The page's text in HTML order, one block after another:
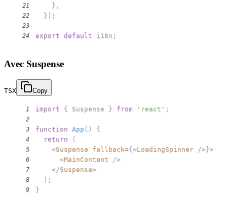
21 } ,
22 } ) ;
23
24
export default i18n ;
Avec Suspense
TSX Copy
1 import { Suspense } from 'react' ;
2
3
function App ( ) {
4 return (
5 <Suspense fallback={<LoadingSpinner />}>
6 <MainContent />
7 </Suspense>
8 ) ;
9 }